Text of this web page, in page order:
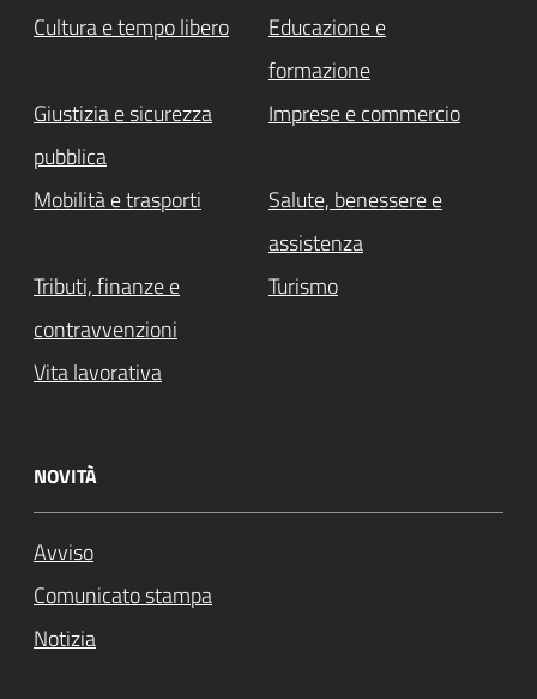
Cultura e tempo libero
Educazione e
formazione
Giustizia e sicurezza
pubblica
Imprese e commercio
Mobilità e trasporti
Salute, benessere e
assistenza
Tributi, finanze e
contravvenzioni
Turismo
Vita lavorativa
NOVITÀ
Avviso
Comunicato stampa
Notizia